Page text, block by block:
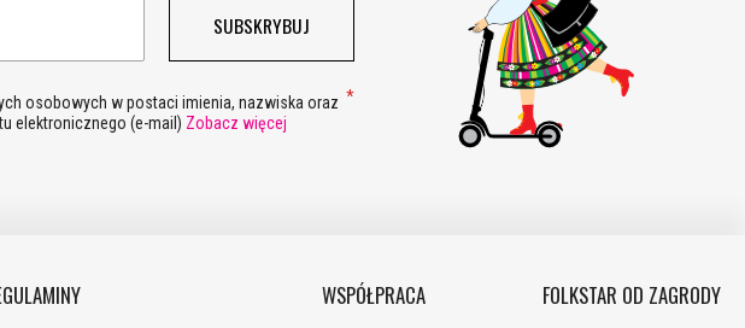
SUBSKRYBUJ
osobowych w postaci imienia, nazwiska oraz
elektronicznego (e-mail) Zobacz więcej
WSPÓŁPRACA FOLKSTAR OD ZAGRODY